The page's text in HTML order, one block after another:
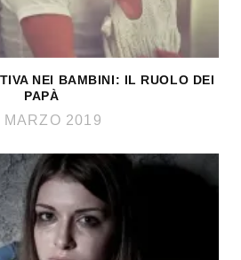
NEI BAMBINI: IL RUOLO DEI
PAPÀ
MARZO 2019